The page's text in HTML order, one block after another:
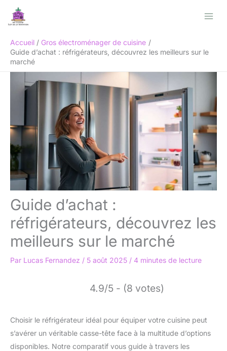
Accueil
Gros électroménager de cuisine
Guide d’achat : réfrigérateurs, découvrez les meilleurs sur le
marché
Guide d’achat :
réfrigérateurs, découvrez les
meilleurs sur le marché
Par Lucas Fernandez / 5 août 2025 / 4 minutes de lecture
4.9/5 - (8 votes)
Choisir le réfrigérateur idéal pour équiper votre cuisine peut
s’avérer un véritable casse-tête face à la multitude d’options
disponibles. Notre comparatif vous guide à travers les
Rechercher